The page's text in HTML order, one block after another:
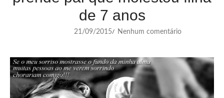
de 7 anos
21/09/2015/ Nenhum comentário